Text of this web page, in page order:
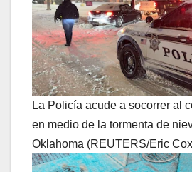
La Policía acude a socorrer al
en medio de la tormenta de
Oklahoma (REUTERS/Eric